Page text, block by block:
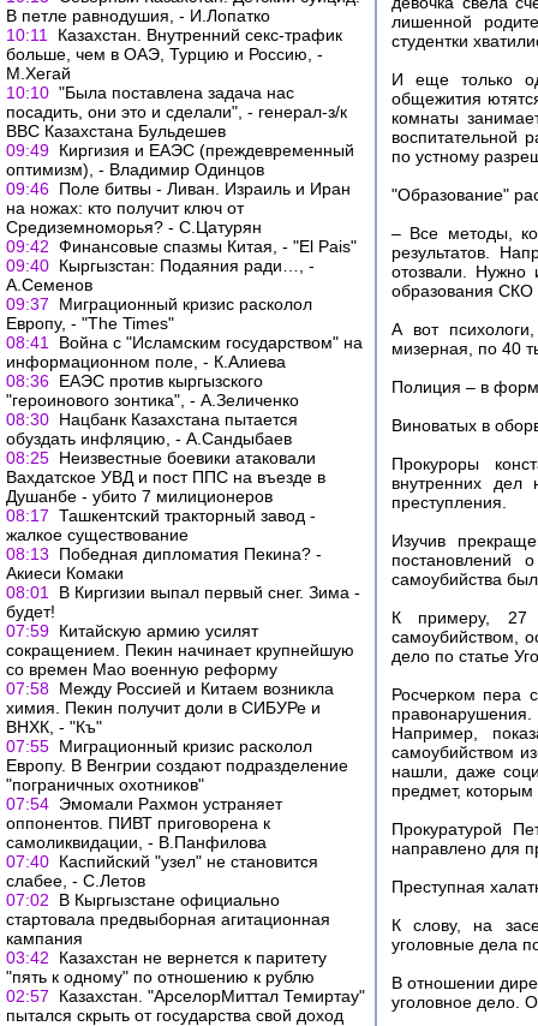
В петле равнодушия, - И.Лопатко
10:11
Казахстан. Внутренний секс-трафик
больше, чем в ОАЭ, Турцию и Россию, -
М.Хегай
10:10 "Была поставлена задача нас
посадить, они это и сделали", - генерал-з/к
ВВС Казахстана Бульдешев
09:49 Киргизия и ЕАЭС (преждевременный
оптимизм), - Владимир Одинцов
09:46 Поле битвы - Ливан. Израиль и Иран
на ножах: кто получит ключ от
Средиземноморья? - С.Цатурян
09:42 Финансовые спазмы Китая, - "El Pais"
09:40 Кыргызстан: Подаяния ради…, -
А.Семенов
09:37
Миграционный кризис расколол
Европу, - "The Times"
08:41
Война с "Исламским государством" на
информационном поле, - К.Алиева
08:36 ЕАЭС против кыргызского
"героинового зонтика", - А.Зеличенко
08:30 Нацбанк Казахстана пытается
обуздать инфляцию, - А.Сандыбаев
08:25 Неизвестные боевики атаковали
Вахдатское УВД и пост ППС на въезде в
Душанбе - убито 7 милиционеров
08:17 Ташкентский тракторный завод -
жалкое существование
08:13
Победная дипломатия Пекина? -
Акиеси Комаки
08:01
В Киргизии выпал первый снег. Зима -
будет!
07:59 Китайскую армию усилят
сокращением. Пекин начинает крупнейшую
со времен Мао военную реформу
07:58 Между Россией и Китаем возникла
химия. Пекин получит доли в СИБУРе и
ВНХК, - "Къ"
07:55 Миграционный кризис расколол
Европу. В Венгрии создают подразделение
"пограничных охотников"
07:54 Эмомали Рахмон устраняет
оппонентов. ПИВТ приговорена к
самоликвидации, - В.Панфилова
07:40 Каспийский "узел" не становится
слабее, - С.Летов
07:02
В Кыргызстане официально
стартовала предвыборная агитационная
кампания
03:42
Казахстан не вернется к паритету
"пять к одному" по отношению к рублю
02:57
Казахстан. "АрселорМиттал Темиртау"
пытался скрыть от государства свой доход
лишенной
студентки
И еще только
общежития
комнаты
воспитательной
по устному
"Образование"
– Все методы,
результатов.
отозвали. Нужно
образования
А вот
мизерная, по 40
Полиция – в
Виноватых в
Прокуроры
внутренних дел
преступления.
Изучив
постановлений
самоубийства
К примеру, 27
самоубийством,
дело по статье
Росчерком пера
правонарушения.
Например,
самоубийством
нашли, даже
предмет,
Прокуратурой
направлено для
Преступная
К слову, на
уголовные дела
В отношении
уголовное дело.